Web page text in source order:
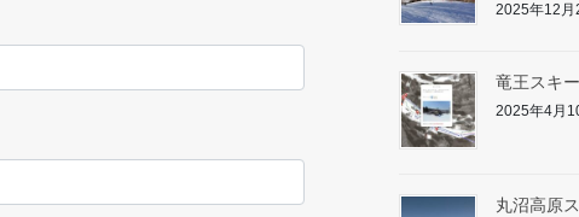
2025年12月
竜王スキ
2025年4月
丸沼高原